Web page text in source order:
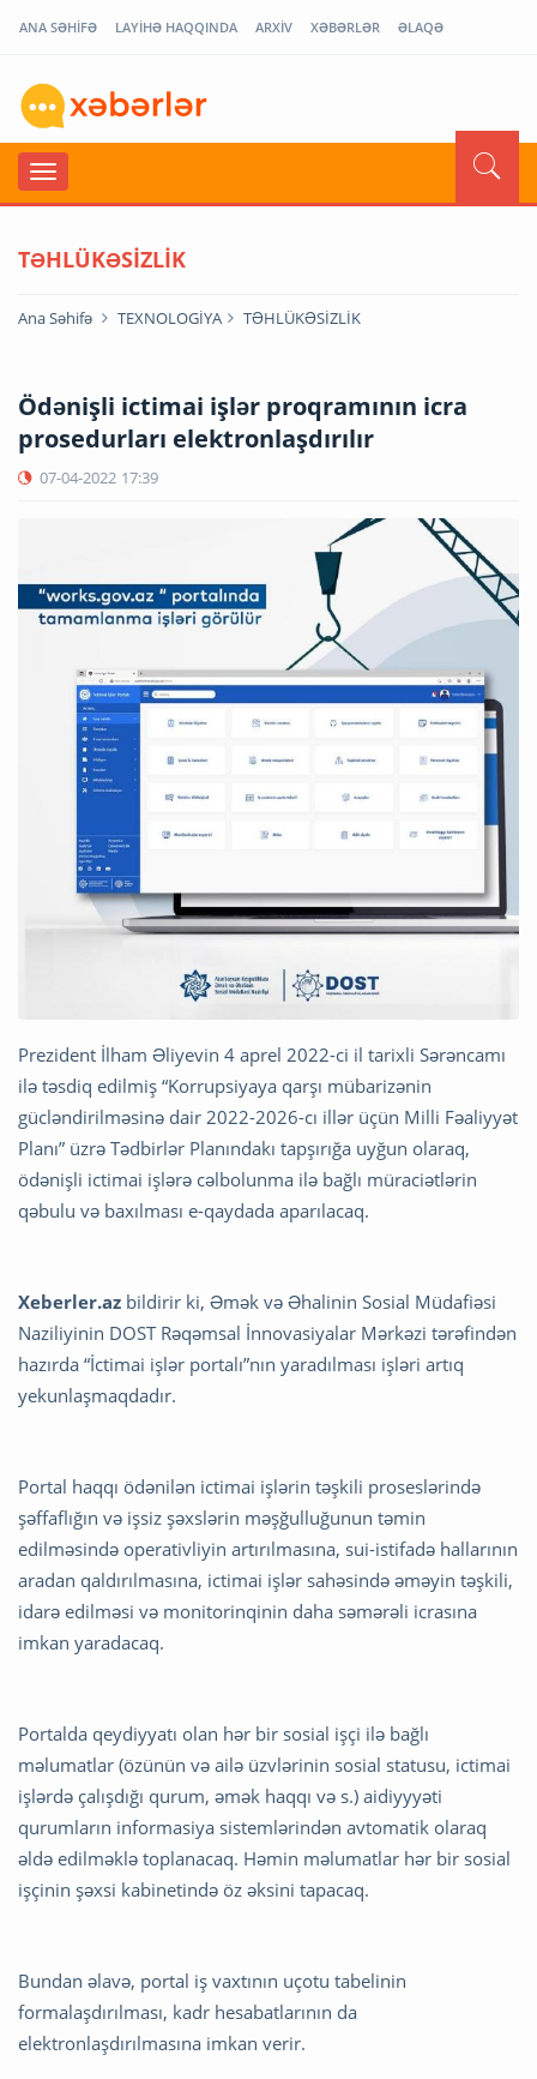
ANA SƏHİFƏ LAYİHƏ HAQQINDA ARXİV XƏBƏRLƏR ƏLAQƏ
TƏHLÜKƏSİZLİK
Ana Səhifə TEXNOLOGİYA TƏHLÜKƏSİZLİK
Ödənişli ictimai işlər proqramının icra
prosedurları elektronlaşdırılır
07-04-2022 17:39
Prezident İlham Əliyevin 4 aprel 2022-ci il tarixli Sərəncamı
ilə təsdiq edilmiş “Korrupsiyaya qarşı mübarizənin
gücləndirilməsinə dair 2022-2026-cı illər üçün Milli Fəaliyyət
Planı” üzrə Tədbirlər Planındakı tapşırığa uyğun olaraq,
ödənişli ictimai işlərə cəlbolunma ilə bağlı müraciətlərin
qəbulu və baxılması e-qaydada aparılacaq.
Xeberler.az bildirir ki, Əmək və Əhalinin Sosial Müdafiəsi
Naziliyinin DOST Rəqəmsal İnnovasiyalar Mərkəzi tərəfindən
hazırda “İctimai işlər portalı”nın yaradılması işləri artıq
yekunlaşmaqdadır.
Portal haqqı ödənilən ictimai işlərin təşkili proseslərində
şəffaflığın və işsiz şəxslərin məşğulluğunun təmin
edilməsində operativliyin artırılmasına, sui-istifadə hallarının
aradan qaldırılmasına, ictimai işlər sahəsində əməyin təşkili,
idarə edilməsi və monitorinqinin daha səmərəli icrasına
imkan yaradacaq.
Portalda qeydiyyatı olan hər bir sosial işçi ilə bağlı
məlumatlar (özünün və ailə üzvlərinin sosial statusu, ictimai
işlərdə çalışdığı qurum, əmək haqqı və s.) aidiyyyəti
qurumların informasiya sistemlərindən avtomatik olaraq
əldə edilməklə toplanacaq. Həmin məlumatlar hər bir sosial
işçinin şəxsi kabinetində öz əksini tapacaq.
Bundan əlavə, portal iş vaxtının uçotu tabelinin
formalaşdırılması, kadr hesabatlarının da
elektronlaşdırılmasına imkan verir.